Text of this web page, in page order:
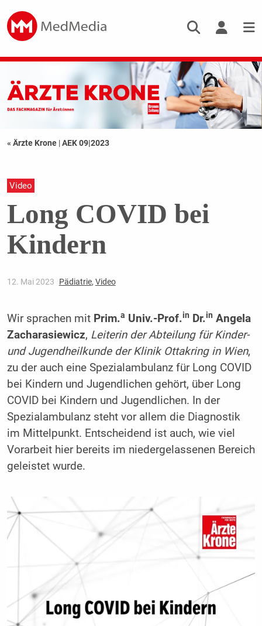
« Ärzte Krone |AEK 09|2023
Video
Long COVID bei
Kindern
12. Mai 2023 Pädiatrie, Video
Wir sprachen mit Prim.a Univ.-Prof.in Dr.in Angela
Zacharasiewicz, Leiterin der Abteilung für Kinder-
und Jugendheilkunde der Klinik Ottakring in Wien,
zu der auch eine Spezialambulanz für Long COVID
bei Kindern und Jugendlichen gehört, über Long
COVID bei Kindern und Jugendlichen. In der
Spezialambulanz steht vor allem die Diagnostik
im Mittelpunkt. Entscheidend ist auch, wie viel
Vorarbeit hier bereits im niedergelassenen Bereich
geleistet wurde.